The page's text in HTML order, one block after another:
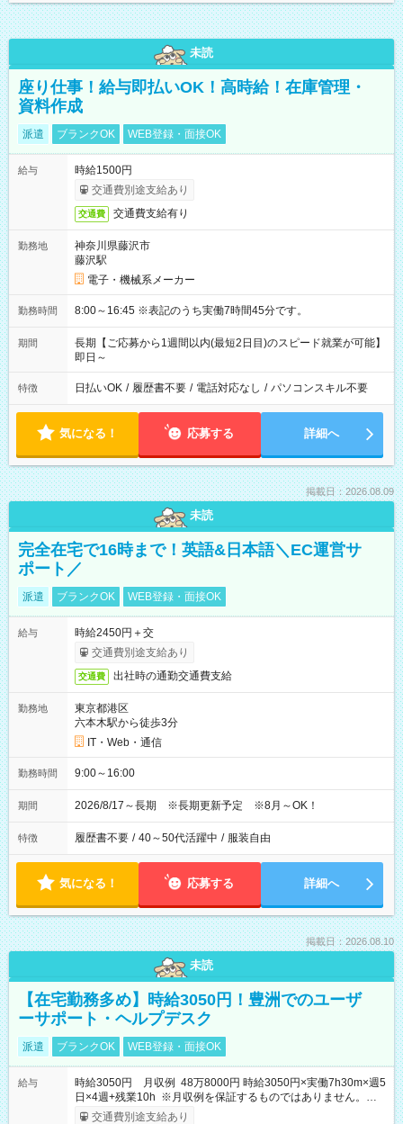
未読
座り仕事！給与即払いOK！高時給！在庫管理・
資料作成
派遣 ブランクOK WEB登録・面接OK
給与
時給1500円
交通費別途支給あり
交通費 交通費支給有り
勤務地
神奈川県藤沢市
藤沢駅
電子・機械系メーカー
勤務時間 8:00～16:45 ※表記のうち実働7時間45分です。
期間
長期【ご応募から1週間以内(最短2日目)のスピード就業が可能】
即日～
特徴 日払いOK / 履歴書不要 / 電話対応なし / パソコンスキル不要
気になる！ 応募する 詳細へ
掲載日：2026.08.09
未読
完全在宅で16時まで！英語&日本語＼EC運営サ
ポート／
派遣 ブランクOK WEB登録・面接OK
給与
時給2450円＋交
交通費別途支給あり
交通費 出社時の通勤交通費支給
勤務地
東京都港区
六本木駅から徒歩3分
IT・Web・通信
勤務時間 9:00～16:00
期間 2026/8/17～長期 ※長期更新予定 ※8月～OK！
特徴 履歴書不要 / 40～50代活躍中 / 服装自由
気になる！ 応募する 詳細へ
掲載日：2026.08.10
未読
【在宅勤務多め】時給3050円！豊洲でのユーザ
ーサポート・ヘルプデスク
派遣 ブランクOK WEB登録・面接OK
給与
時給3050円 月収例 48万8000円 時給3050円×実働7h30m×週5
日×4週+残業10h ※月収例を保証するものではありません。※給
与即受取りサービス利用可（利用条件有）
交通費別途支給あり